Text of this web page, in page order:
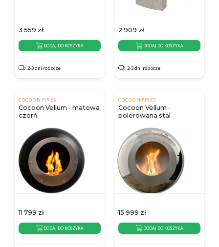
3 559 zł
DODAJ DO KOSZYKA
2-3 dni robocze
2 909 zł
DODAJ DO KOSZYKA
2-3 dni robocze
COCOON FIRES
Cocoon Vellum - matowa
czerń
11 799 zł
DODAJ DO KOSZYKA
COCOON FIRES
Cocoon Vellum -
polerowana stal
15 999 zł
DODAJ DO KOSZYKA